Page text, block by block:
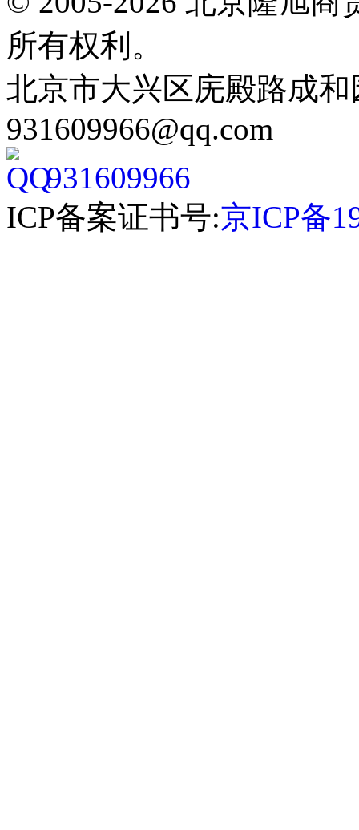
所有权利。
北京市大兴区庑殿路成和
931609966@qq.com
931609966
ICP备案证书号:京ICP备